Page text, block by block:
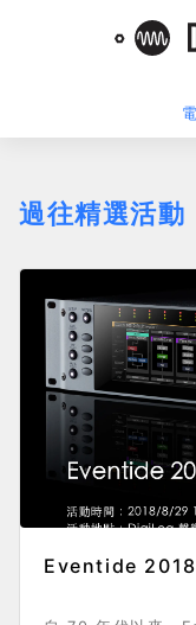
過往精選活動
Eventide 2018